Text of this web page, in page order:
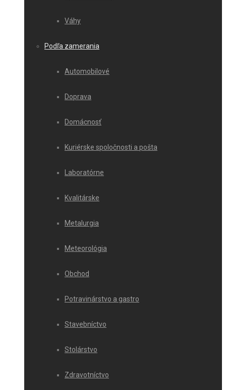
Váhy
Podľa zamerania
Automobilové
Doprava
Domácnosť
Kuriérske spoločnosti a pošta
Laboratórne
Kvalitárske
Metalurgia
Meteorológia
Obchod
Potravinárstvo a gastro
Stavebníctvo
Stolárstvo
Zdravotníctvo